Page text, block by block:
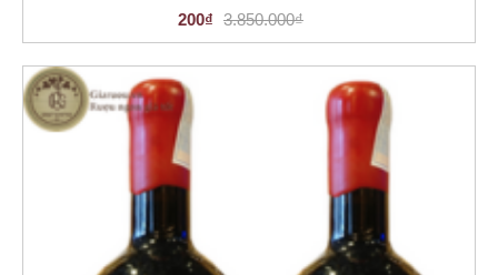
200₫ 3.850.000₫